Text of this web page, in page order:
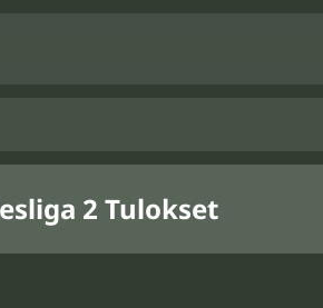
2 Tulokset